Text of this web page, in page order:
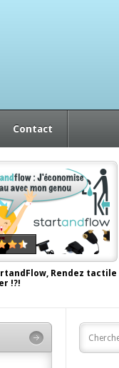
Contact
Rendez tactile
!?!